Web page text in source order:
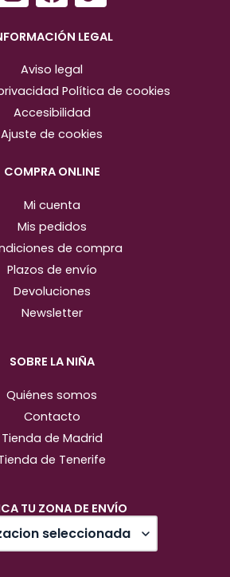
n
s
a
g
r
m
a
c
e
b
o
o
LEGAL
Aviso legal
Política de cookies
Accesibilidad
Ajuste de cookies
COMPRA ONLINE
Mi cuenta
Mis pedidos
de compra
Plazos de envío
Devoluciones
Newsletter
SOBRE LA NIÑA
Quiénes somos
Contacto
Tienda de Madrid
de Tenerife
TU ZONA DE ENVÍO